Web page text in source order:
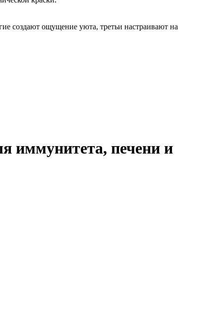
создают ощущение уюта, третьи настраивают на
иммунитета, печени и